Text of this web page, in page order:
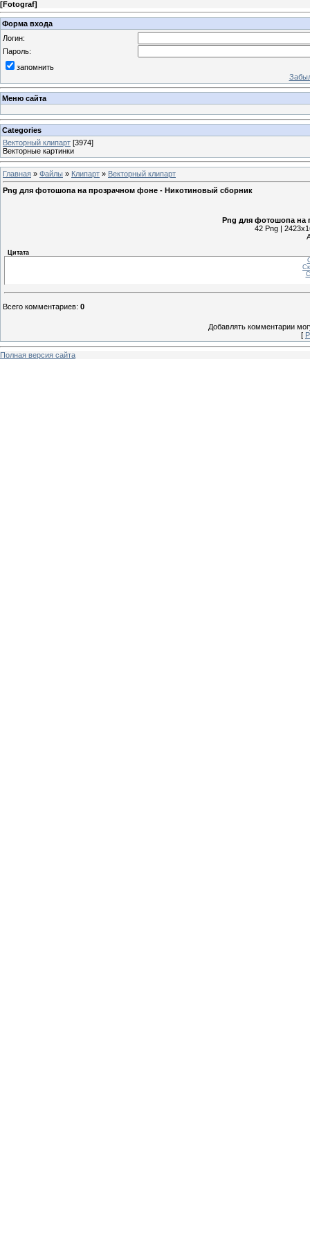
[Fotograf]
Форма входа
Логин:
Пароль:
запомнить
Меню сайта
Categories
Векторный клипарт [3974]
Векторные картинки
Главная » Файлы » Клипарт » Векторный клипарт
Png для фотошопа на прозрачном фоне - Никотиновый сборник
Png для фотошопа на
42 Png |
Цитата
Всего комментариев: 0
Добавлять комментарии
[
Полная версия сайта